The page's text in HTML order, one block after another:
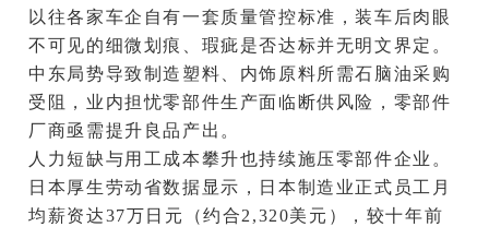
以往各家车企自有一套质量管控标准，装车后肉眼
不可见的细微划痕、瑕疵是否达标并无明文界定。
中东局势导致制造塑料、内饰原料所需石脑油采购
受阻，业内担忧零部件生产面临断供风险，零部件
厂商亟需提升良品产出。
人力短缺与用工成本攀升也持续施压零部件企业。
日本厚生劳动省数据显示，日本制造业正式员工月
均薪资达37万日元（约合2,320美元），较十年前